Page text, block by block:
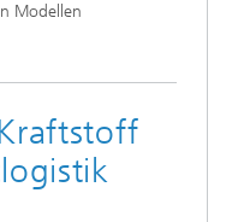
Modellen